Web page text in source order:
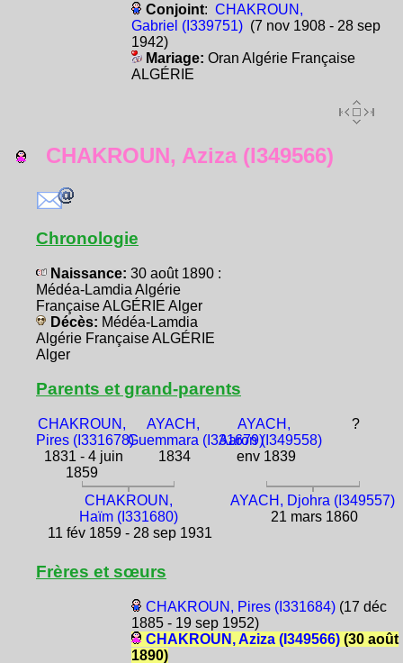
Conjoint: CHAKROUN,
Gabriel (I339751)(7 nov 1908 - 28 sep
1942)
Mariage: Oran Algérie Française
ALGÉRIE
CHAKROUN, Aziza (I349566)
Chronologie
Naissance: 30 août 1890 :
Médéa-Lamdia Algérie
Française ALGÉRIE Alger
Décès: Médéa-Lamdia
Algérie Française ALGÉRIE
Alger
Parents et grand-parents
CHAKROUN,
Pires (I331678)
1831 - 4 juin
1859
AYACH,
Guemmara (I331679)
1834
AYACH,
Aaron (I349558)
env 1839
?
CHAKROUN,
Haïm (I331680)
11 fév 1859 - 28 sep 1931
AYACH, Djohra (I349557)
21 mars 1860
Frères et sœurs
CHAKROUN, Pires (I331684)(17 déc
1885 - 19 sep 1952)
CHAKROUN, Aziza (I349566)(30 août
1890)